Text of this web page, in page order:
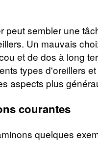
peut sembler une
Un mauvais
et de dos à long
types d'oreillers
aspects plus
courantes
quelques